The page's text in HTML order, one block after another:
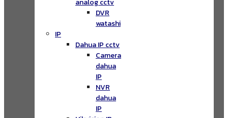
analog cctv
DVR
watashi
IP
Dahua IP cctv
Camera
dahua
IP
NVR
dahua
IP